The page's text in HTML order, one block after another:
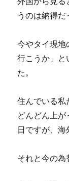
うのは納得
今やタイ現地
行こうか」と
た。
住んでいる私
どんどん上
日ですが、海
それと今の為